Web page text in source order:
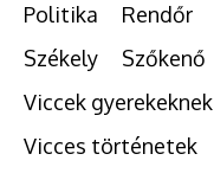
Politika
Rendőr
Székely
Szőkenő
Viccek gyerekeknek
Vicces történetek